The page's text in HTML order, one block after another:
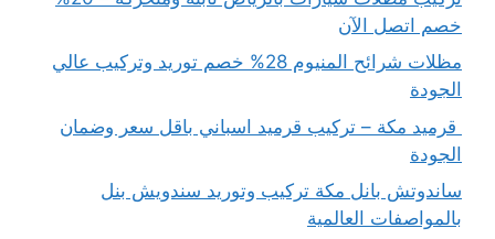
خصم اتصل الآن
مظلات شرائح المنيوم 28% خصم توريد وتركيب عالي
الجودة
قرميد مكة – تركيب قرميد اسباني باقل سعر وضمان
الجودة
ساندوتش بانل مكة تركيب وتوريد سندويش بنل
بالمواصفات العالمية